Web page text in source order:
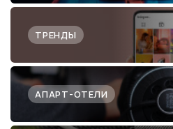
ТРЕНДЫ
АПАРТ-ОТЕЛИ